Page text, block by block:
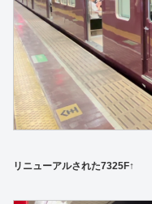
リニューアルされた7325F↑